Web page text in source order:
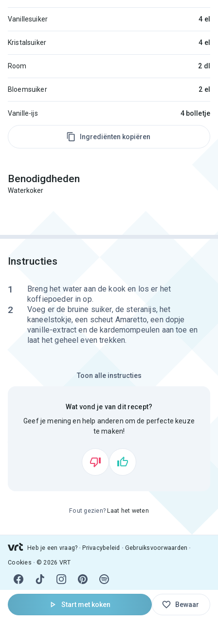
Start met koken Bewaar
Vanillesuiker 4 el
Kristalsuiker 4 el
Room 2 dl
Bloemsuiker 2 el
Vanille-ijs 4 bolletje
Ingrediënten kopiëren
Benodigdheden
Waterkoker
Instructies
1
Breng het water aan de kook en los er het
koffiepoeder in op.
2
Voeg er de bruine suiker, de steranijs, het
kaneelstokje, een scheut Amaretto, een dopje
vanille-extract en de kardemompeulen aan toe en
laat het geheel even trekken.
Toon alle instructies
Wat vond je van dit recept?
Geef je mening en help anderen om de perfecte keuze
te maken!
Fout gezien? Laat het weten
Heb je een vraag? Privacybeleid Gebruiksvoorwaarden
Cookies © 2026 VRT